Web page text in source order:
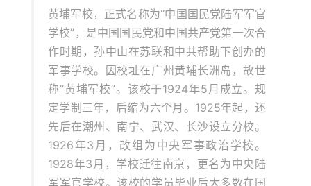
黄埔军校，正式名称为“中国国民党陆军军官
学校”，是中国国民党和中国共产党第一次合
作时期，孙中山在苏联和中共帮助下创办的
军事学校。因校址在广州黄埔长洲岛，故世
称“黄埔军校”。该校于1924年5月成立。规
定学制三年，后缩为六个月。1925年起，还
先后在潮州、南宁、武汉、长沙设立分校。
1926年3月，改组为中央军事政治学校。
1928年3月，学校迁往南京，更名为中央陆
军军官学校。该校的学员毕业后大多数在国